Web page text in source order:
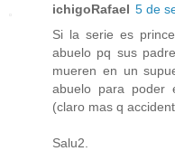
ichigoRafael 5 de
Si la serie es
abuelo pq sus
mueren en un
abuelo para poder
(claro mas q
Salu2.